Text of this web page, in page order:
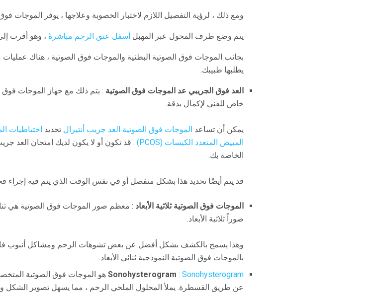
ومع ذلك ، لرؤية التفصيل اللازم لاختبار الخصوبة وعلاجها ، يوفر الموجات
يتم وضع طرف المحول عبر المهبل أسفل عنق الرحم مباشرةً ، وهو أقرب
بجانب الموجات فوق الصوتية البطنية والموجات فوق الصوتية ، هناك
يطلبها طبيبك.
العد فوق الجريبي عد الموجات فوق الصوتية : يتم ذلك مع جهاز الموجات فوق
خاص للفني لإكمال بدقة.
يمكن أن تساعد الموجات فوق الصوتية العد جريب أنتيرال تحديد احتياطيات
المبيض المتعدد الكيسات (PCOS)
. قد تكون أو لا يكون لديك امتحان العد
الخاصة بك.
قد يتم أيضًا تحديد هذا بشكل منفصل أو في نفس الوقت الذي يتم فيه إجراء
الموجات فوق الصوتية ثلاثية الأبعاد : معظم صور الموجات فوق الصوتية هي
صوراً ثلاثية الأبعاد.
وهذا يسمح بالكشف بشكل أفضل عن بعض تشوهات الرحم ومشاكل أنبوب
بالموجات فوق الصوتية النموذجية ثنائي الأبعاد.
Sonohysterogram : Sonohysterogram
هو الموجات فوق الصوتية
عن طريق القسطرة. يملأ المحلول الملحي الرحم ، مما يسهل تصوير الشكل